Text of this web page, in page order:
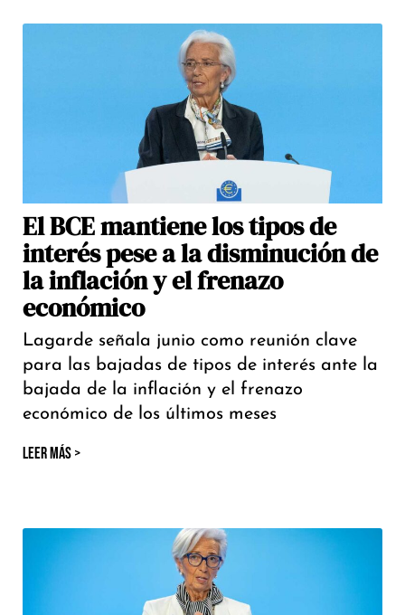
El BCE mantiene los tipos de
interés pese a la disminución de
la inflación y el frenazo
económico
Lagarde señala junio como reunión clave
para las bajadas de tipos de interés ante la
bajada de la inflación y el frenazo
económico de los últimos meses
LEER MÁS >